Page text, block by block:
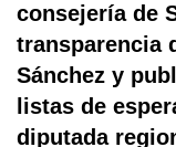
consejería de
transparencia
Sánchez y
listas de
diputada